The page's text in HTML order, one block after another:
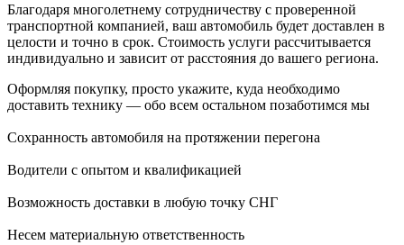
Благодаря многолетнему сотрудничеству с проверенной
транспортной компанией, ваш автомобиль будет доставлен в
целости и точно в срок. Стоимость услуги рассчитывается
индивидуально и зависит от расстояния до вашего региона.
Оформляя покупку, просто укажите, куда необходимо
доставить технику — обо всем остальном позаботимся мы
Сохранность автомобиля на протяжении перегона
Водители с опытом и квалификацией
Возможность доставки в любую точку СНГ
Несем материальную ответственность